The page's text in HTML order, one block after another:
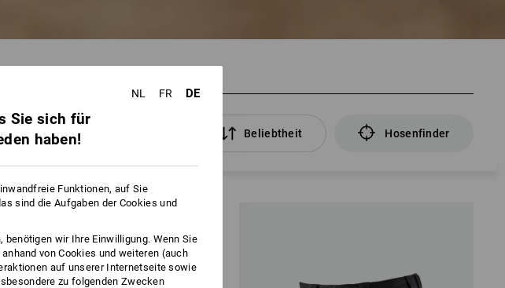
Artikel Beliebtheit Hosenfinder
NL FR DE
Sie sich für
haben!
Funktionen, auf Sie
sind die Aufgaben der Cookies und
wir Ihre Einwilligung. Wenn Sie
von Cookies und weiteren (auch
auf unserer Internetseite sowie
zu folgenden Zwecken